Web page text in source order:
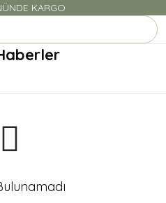
KARGO